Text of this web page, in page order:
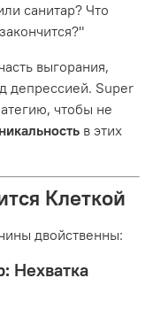
санитар? Что
выгорания,
депрессией. Super
чтобы не
в этих
Клеткой
двойственны:
Нехватка